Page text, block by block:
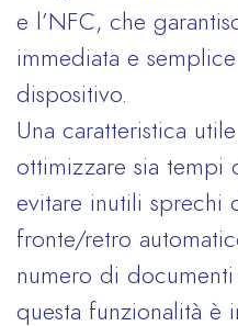
e l’NFC, che
immediata e
dispositivo.
Una caratteristica
ottimizzare sia tempi
evitare inutili sprechi
fronte/retro
numero di
questa funzionalità è